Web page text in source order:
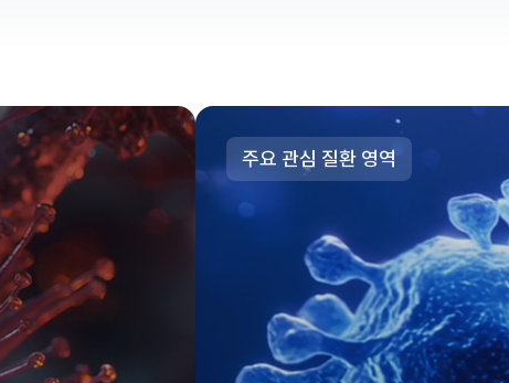
주요 관심 질환 영역